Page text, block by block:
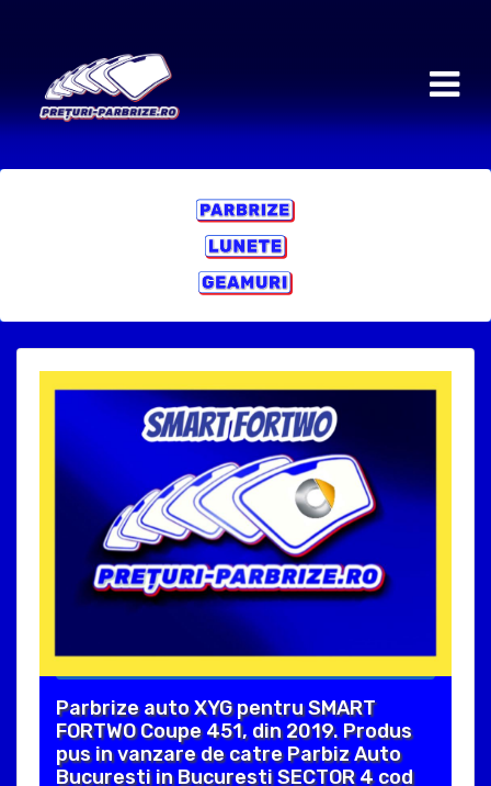
Parbrize auto XYG pentru SMART
FORTWO Coupe 451, din 2019. Produs
pus in vanzare de catre Parbiz Auto
Bucuresti in Bucuresti SECTOR 4 cod